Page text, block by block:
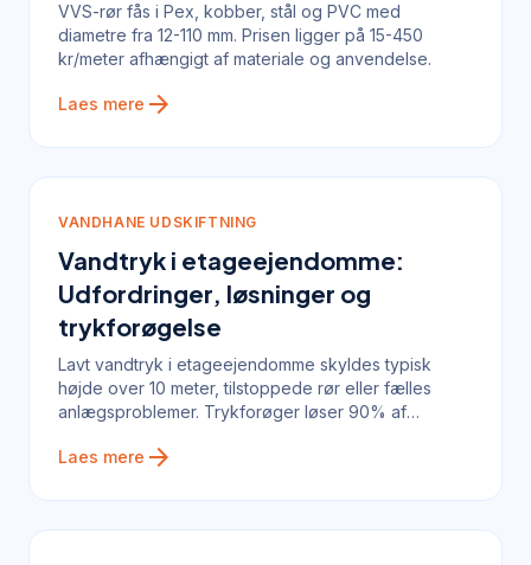
VVS-rør fås i Pex, kobber, stål og PVC med
diametre fra 12-110 mm. Prisen ligger på 15-450
kr/meter afhængigt af materiale og anvendelse.
Laes mere arrow_forward
VANDHANE UDSKIFTNING
Vandtryk i etageejendomme:
Udfordringer, løsninger og
trykforøgelse
Lavt vandtryk i etageejendomme skyldes typisk
højde over 10 meter, tilstoppede rør eller fælles
anlægsproblemer. Trykforøger løser 90% af
Laes mere arrow_forward